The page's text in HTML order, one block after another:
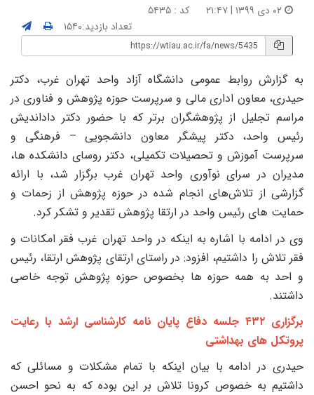
کد : ۵۴۳۵
تعداد بازدید:۱۵۴۰
گزارش روابط عمومی دانشگاه آزاد واحد تهران غرب، دکتر
معاون اداری مالی و سرپرست حوزه پژوهش و فناوری در
تجلیل از پژوهشگران برتر که با حضور دکتر داداندیش
واحد، دکتر پیشگر معاون دانشجویی – فرهنگی و
آموزش و تحصیلات تکمیلی، دکتر روسای دانشکده ها،
در سرای نوآوری واحد تهران غرب برگزار شد، با ارائه
از تلاش‌های انجام شده در حوزه پژوهش از زحمات و
های رئیس واحد در ارتقا پژوهش تقدیر و تشکر کرد.
در ادامه با اشاره به اینکه در واحد تهران غرب فقر امکانات و
تلاش را داشتیم، افزود: در راستای ارتقای پژوهش ارتقا، رئیس
احد به همه حوزه ها بخصوص حوزه پژوهش توجه خاصی
برگزاری ۴۳۲ جلسه دفاع پایان نامه کارشناسی ارشد با رعایت
های بهداشتی
در ادامه با بیان اینکه با تمام مشکلات و مسائلی که
به خصوص کرونا تلاش بر این بوده که به نحو احسن